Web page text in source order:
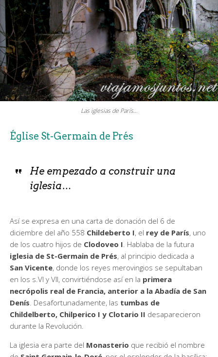
Las iglesias de París…
Église St-Germain de Prés
He empezado a construir una
iglesia…
Así se expresa en una carta de donación del 6 de
diciembre del año 558 Childeberto I, el rey de París, uno
de los cuatro hijos de Clodoveo I. Hablaba de la futura
iglesia de St-Germain de Prés, al principio dedicada a
San Vicente, donde los reyes merovingios se sepultaban
en los s.VI y VII, convirtiéndose así en la primera
necrópolis real de Francia, anterior a la Abadía de San
Denís. Desafortunadamente, las tumbas de
Childelberto, Chilperico I y Clotario II desaparecieron
durante la Revolución.
La iglesia era parte del Monasterio que recibió el nombre